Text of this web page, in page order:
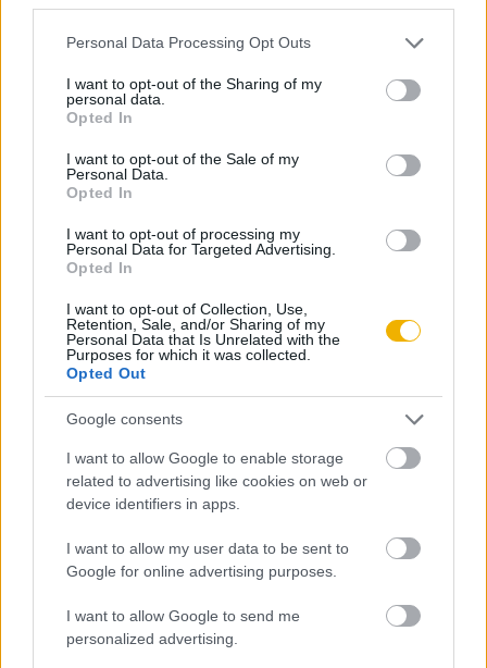
Please note that this website/app uses one or more Google
not limited to your visit or usage behaviour. You may click to
grant or deny consent to Google and its third-party tags to
use your data for below specified purposes in below Google
consent section.
Personal Data Processing Opt Outs
I want to opt-out of the Sharing of my
personal data.
Opted In
I want to opt-out of the Sale of my
Personal Data.
Opted In
I want to opt-out of processing my
Personal Data for Targeted Advertising.
Opted In
I want to opt-out of Collection, Use,
Retention, Sale, and/or Sharing of my
Personal Data that Is Unrelated with the
Purposes for which it was collected.
Opted Out
Google consents
I want to allow Google to enable storage
related to advertising like cookies on web or
device identifiers in apps.
I want to allow my user data to be sent to
Google for online advertising purposes.
I want to allow Google to send me
personalized advertising.
Paksa Rudolf
A Numerus Clausus parlamenti vitája,
Parádi József
Rendőrség a Horthy-korban
Kaiser Ferenc
A csendőrség a Horthy-korban
Kerepeszki Róbert
Turul
Békés Márton
A legitimizmus és a legitimisták
Ablonczy Balázs
konzervativizmusa